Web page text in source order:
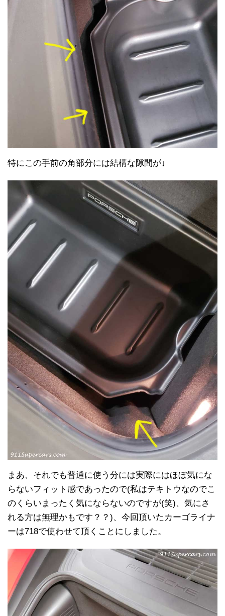
特にこの手前の角部分には結構な隙間が↓
まあ、それでも普通に使う分には実際にはほぼ気にな
らないフィット感であったので(私はテキトウなのでこ
のくらいまったく気にならないのですが(笑)、気にさ
れる方は無理かもです？？)、今回頂いたカーゴライナ
ーは718で使わせて頂くことにしました。